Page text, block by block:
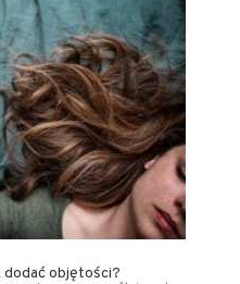
dodać objętości?